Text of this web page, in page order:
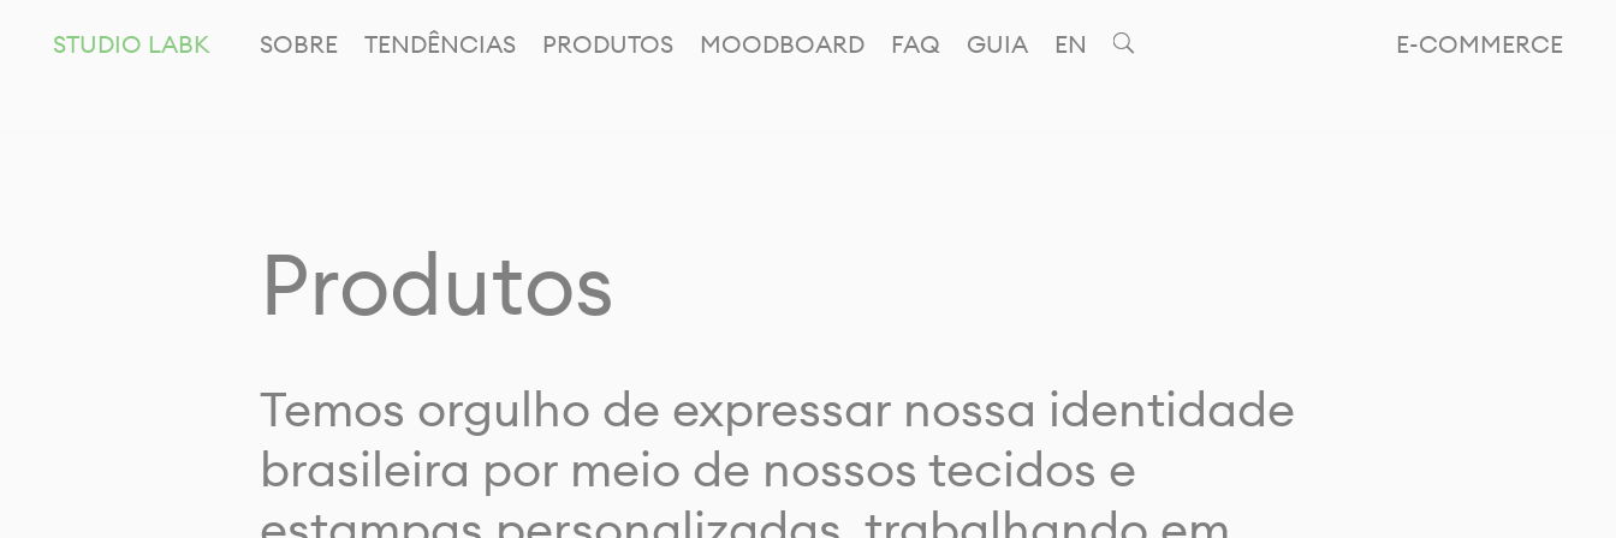
E-COMMERCE
STUDIO LABK SOBRE TENDÊNCIAS PRODUTOS MOODBOARD FAQ GUIA EN
Produtos
Temos orgulho de expressar nossa identidade
brasileira por meio de nossos tecidos e